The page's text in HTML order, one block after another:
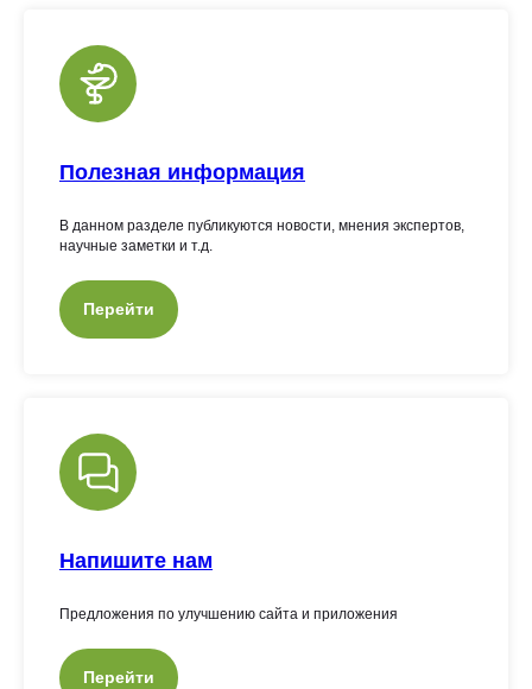
Полезная информация
В данном разделе публикуются новости, мнения экспертов,
научные заметки и т.д.
Перейти
Напишите нам
Предложения по улучшению сайта и приложения
Перейти